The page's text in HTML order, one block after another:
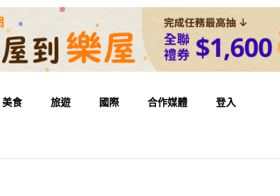
美食 旅遊 國際 合作媒體 登入